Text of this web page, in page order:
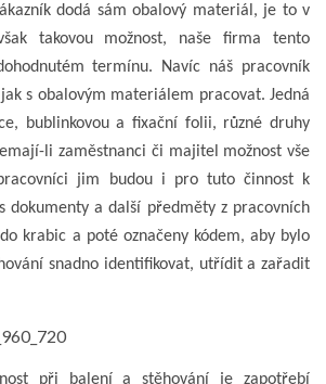
dodá sám obalový materiál, je to v
takovou možnost, naše firma tento
termínu. Navíc náš pracovník
s obalovým materiálem pracovat. Jedná
bublinkovou a fixační folii, různé druhy
li zaměstnanci či majitel možnost vše
jim budou i pro tuto činnost k
dokumenty a další předměty z pracovních
krabic a poté označeny kódem, aby bylo
snadno identifikovat, utřídit a zařadit
při balení a stěhování je zapotřebí